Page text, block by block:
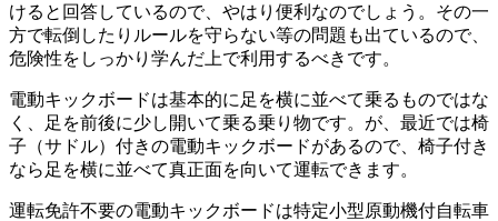
けると回答しているので、やはり便利なのでしょう。その一
方で転倒したりルールを守らない等の問題も出ているので、
危険性をしっかり学んだ上で利用するべきです。
電動キックボードは基本的に足を横に並べて乗るものではな
く、足を前後に少し開いて乗る乗り物です。が、最近では椅
子（サドル）付きの電動キックボードがあるので、椅子付き
なら足を横に並べて真正面を向いて運転できます。
運転免許不要の電動キックボードは特定小型原動機付自転車